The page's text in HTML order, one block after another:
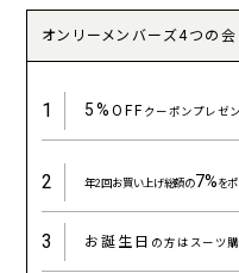
オンリーメンバーズ4つの
1 5%OFFクーポンプレゼ
2 年2回お買い上げ総額の7%を
3 お誕生日 の方はスーツ